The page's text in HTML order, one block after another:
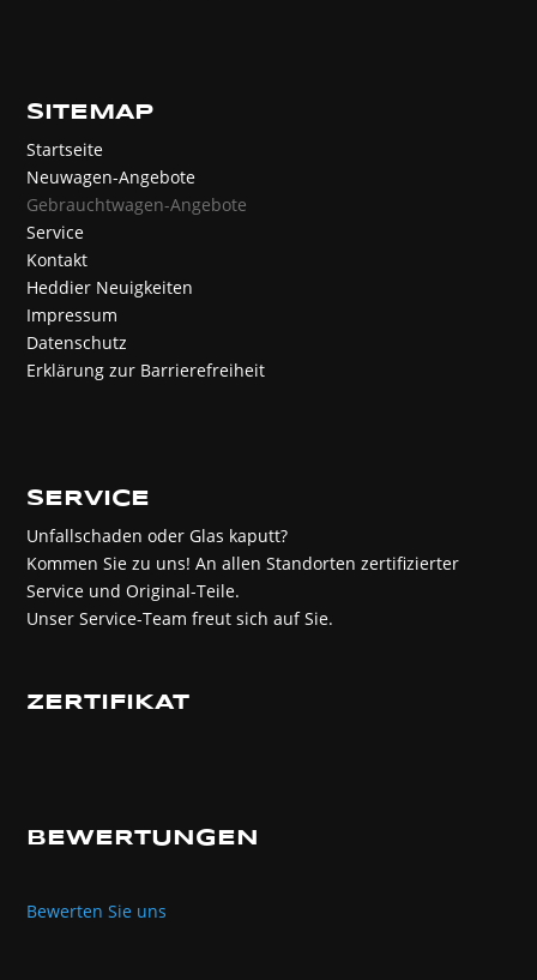
SITEMAP
Startseite
Neuwagen-Angebote
Gebrauchtwagen-Angebote
Service
Kontakt
Heddier Neuigkeiten
Impressum
Datenschutz
Erklärung zur Barrierefreiheit
SERVICE
Unfallschaden oder Glas kaputt?
Kommen Sie zu uns! An allen Standorten zertifizierter
Service und Original-Teile.
Unser Service-Team freut sich auf Sie.
ZERTIFIKAT
BEWERTUNGEN
Bewerten Sie uns